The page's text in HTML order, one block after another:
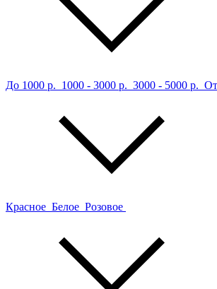
До 1000 р. 1000 - 3000 р. 3000 - 5000 р.
Красное Белое Розовое